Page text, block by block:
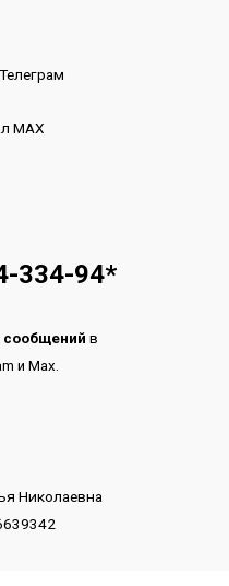
МАХ
334-94*
сообщений в
и Max.
Николаевна